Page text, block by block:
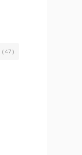
(47)